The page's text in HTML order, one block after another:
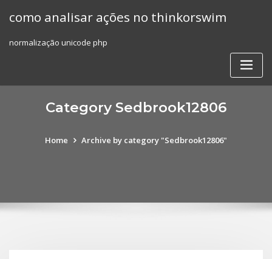
como analisar ações no thinkorswim
normalização unicode php
Category Sedbrook12806
Home Archive by category "Sedbrook12806"